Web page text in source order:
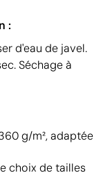
:
d'eau de javel.
Séchage à
g/m², adaptée
choix de tailles